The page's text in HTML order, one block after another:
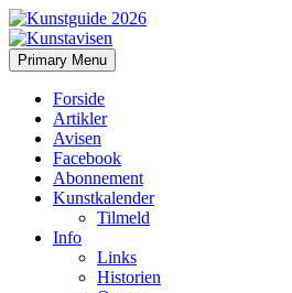
Kunstavisen
Search
Primary Menu Skip
to
Forside
Artikler
Avisen
Facebook
Abonnement
Kunstkalender
Tilmeld
Info
Links
Historien